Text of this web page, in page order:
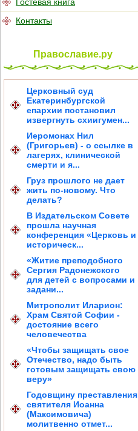
Контакты
Православие.ру
Церковный суд
Екатеринбургской
епархии постановил
извергнуть схиигумен...
Иеромонах Нил
(Григорьев) - о ссылке в
лагерях, клинической
смерти и я...
Груз прошлого не дает
жить по-новому. Что
делать?
В Издательском Совете
прошла научная
конференция «Церковь и
историческ...
«Житие преподобного
Сергия Радонежского
для детей с вопросами и
задани...
Митрополит Иларион:
Храм Святой Софии -
достояние всего
человечества
«Чтобы защищать свое
Отечество, надо быть
готовым защищать свою
веру»
Годовщину преставления
святителя Иоанна
(Максимовича)
молитвенно отмет...